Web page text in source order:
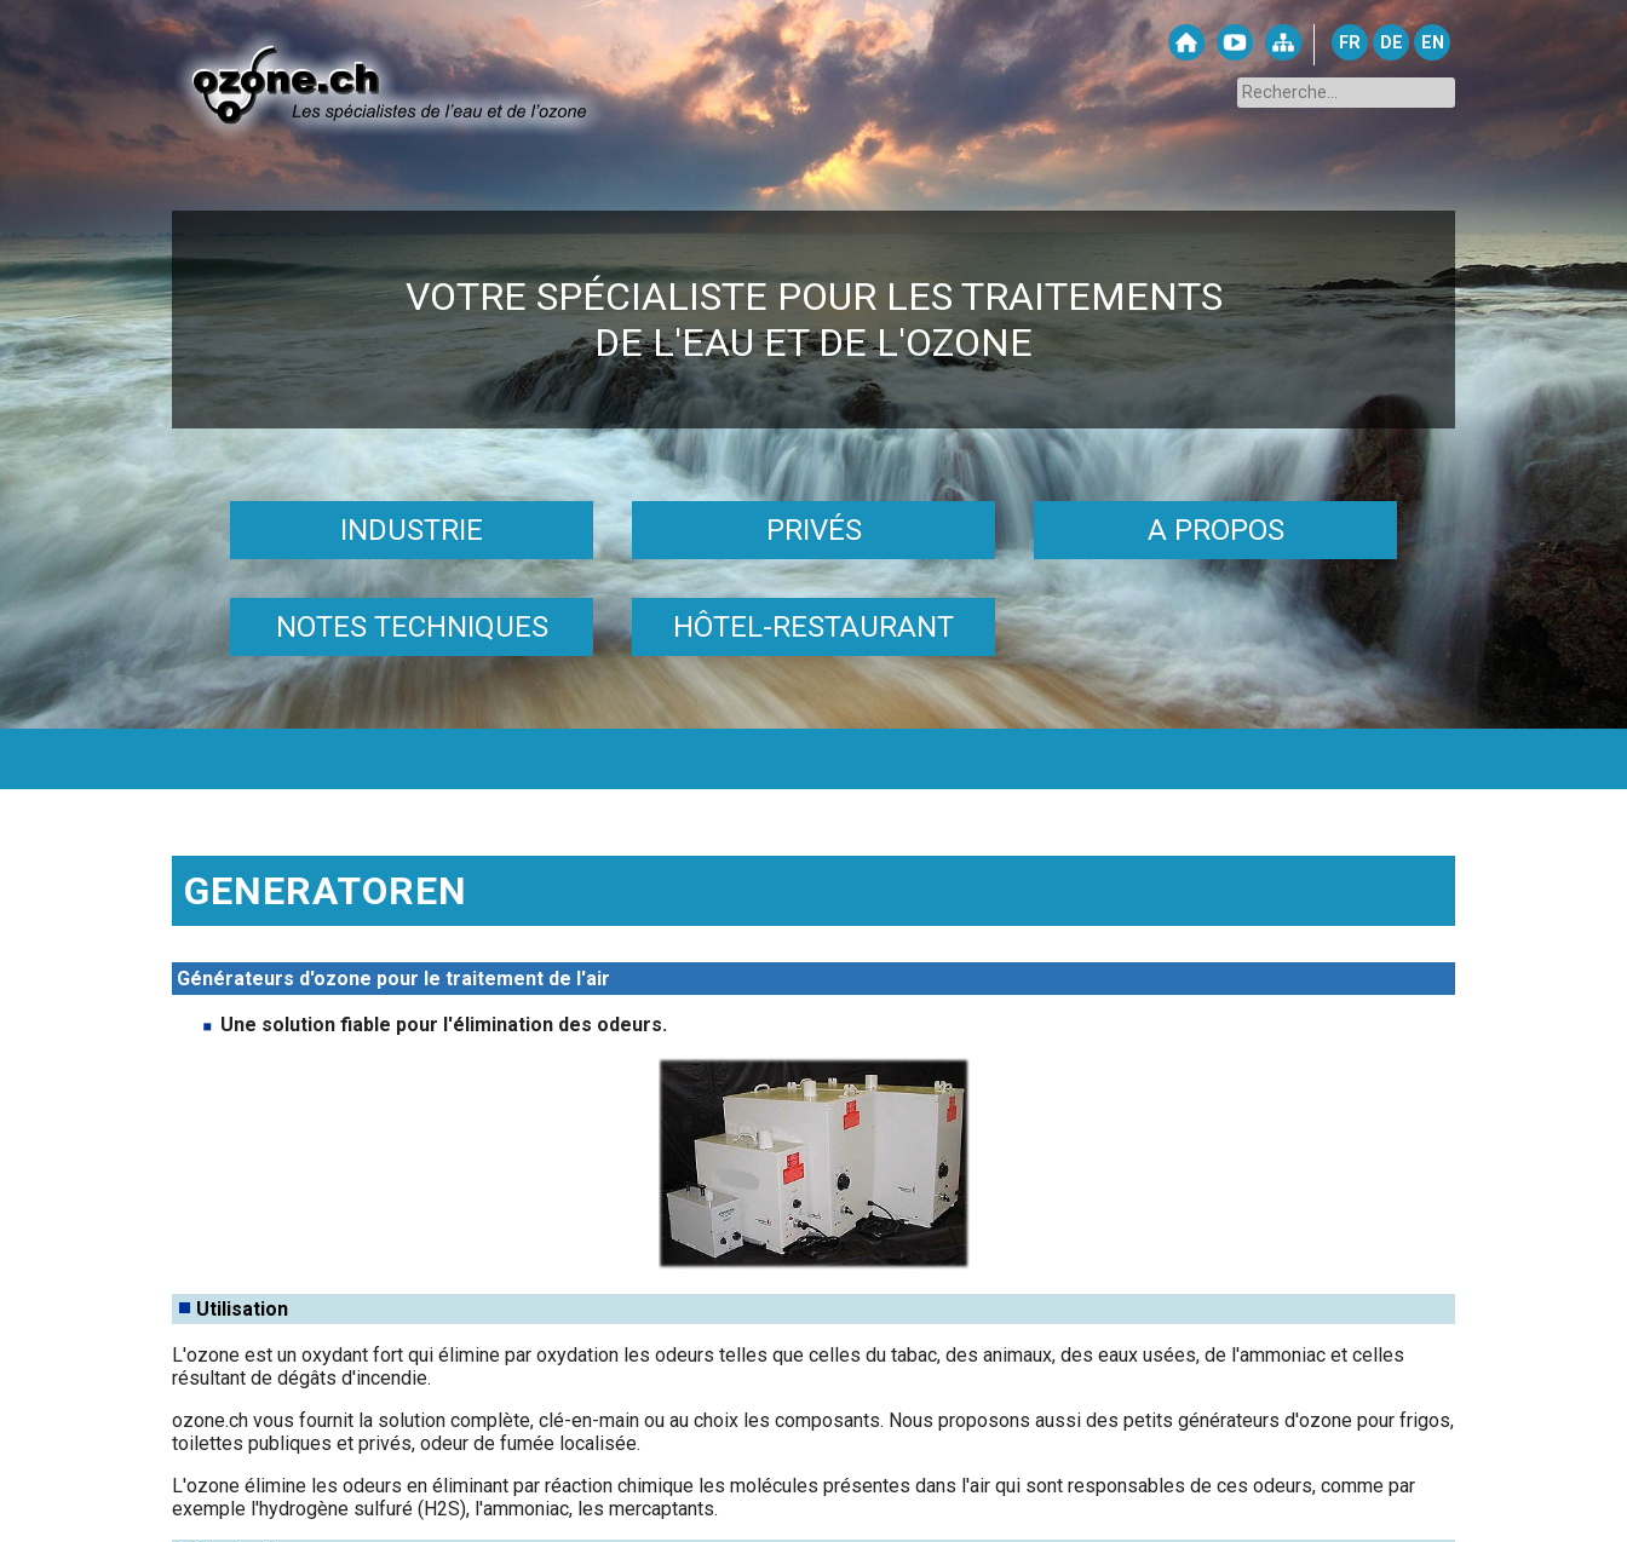
FR DE EN
VOTRE SPÉCIALISTE POUR LES TRAITEMENTS
DE L'EAU ET DE L'OZONE
INDUSTRIE PRIVÉS A PROPOS
NOTES TECHNIQUES HÔTEL-RESTAURANT
GENERATOREN
Générateurs d'ozone pour le traitement de l'air
Une solution fiable pour l'élimination des odeurs.
Utilisation
L'ozone est un oxydant fort qui élimine par oxydation les odeurs telles que celles du tabac, des animaux, des eaux usées, de l'ammoniac et celles
résultant de dégâts d'incendie.
ozone.ch vous fournit la solution complète, clé-en-main ou au choix les composants. Nous proposons aussi des petits générateurs d'ozone pour frigos,
toilettes publiques et privés, odeur de fumée localisée.
L'ozone élimine les odeurs en éliminant par réaction chimique les molécules présentes dans l'air qui sont responsables de ces odeurs, comme par
exemple l'hydrogène sulfuré (H2S), l'ammoniac, les mercaptants.